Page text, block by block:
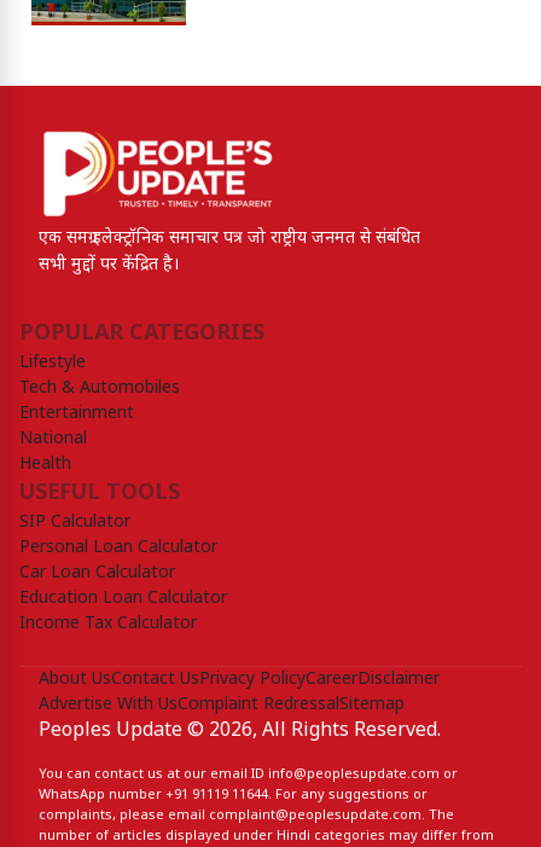
एक समग्र इलेक्ट्रॉनिक समाचार पत्र जो राष्ट्रीय जनमत से संबंधित
सभी मुद्दों पर केंद्रित है।
POPULAR CATEGORIES
Lifestyle
Tech & Automobiles
Entertainment
National
Health
USEFUL TOOLS
SIP Calculator
Personal Loan Calculator
Car Loan Calculator
Education Loan Calculator
Income Tax Calculator
About UsContact UsPrivacy PolicyCareerDisclaimer
Advertise With UsComplaint RedressalSitemap
Peoples Update © 2026, All Rights Reserved.
You can contact us at our email ID info@peoplesupdate.com or
WhatsApp number +91 91119 11644. For any suggestions or
complaints, please email complaint@peoplesupdate.com. The
number of articles displayed under Hindi categories may differ from